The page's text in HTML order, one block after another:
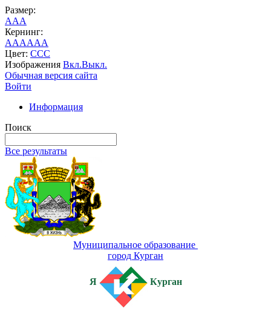
Размер:
AAA
Кернинг:
AAAAAA
Цвет: CCC
Изображения Вкл.Выкл.
Обычная версия сайта
Войти
Информация
Поиск
Все результаты
Муниципальное образование
город Курган
Я Курган